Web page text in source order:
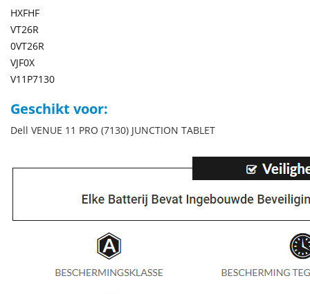
HXFHF
VT26R
0VT26R
VJF0X
V11P7130
Geschikt voor:
Dell VENUE 11 PRO (7130) JUNCTION TABLET